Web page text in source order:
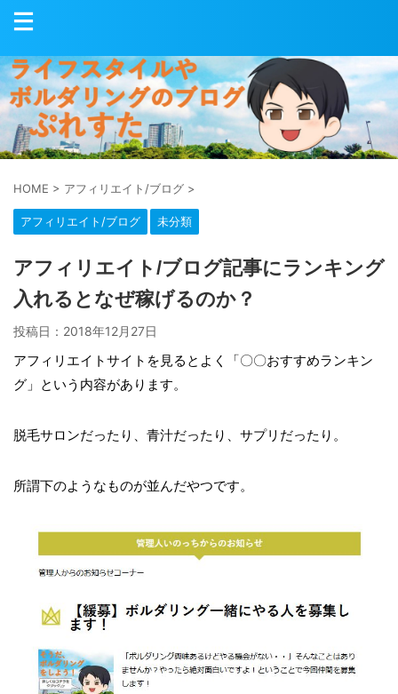
HOME > アフィリエイト/ブログ >
アフィリエイト/ブログ 未分類
アフィリエイト/ブログ記事にランキング
入れるとなぜ稼げるのか？
投稿日： 2018年12月27日
アフィリエイトサイトを見るとよく「〇〇おすすめランキン
グ」という内容があります。
脱毛サロンだったり、青汁だったり、サプリだったり。
所謂下のようなものが並んだやつです。